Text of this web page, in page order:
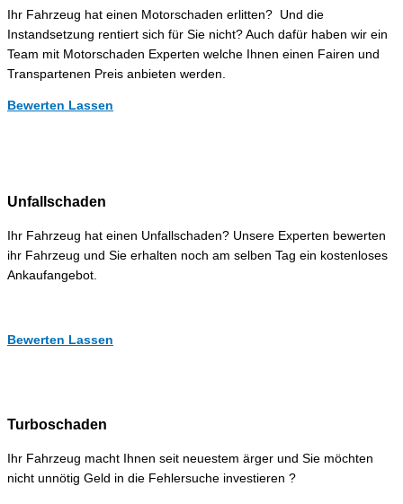
Ihr Fahrzeug hat einen Motorschaden erlitten? Und die
Instandsetzung rentiert sich für Sie nicht? Auch dafür haben wir ein
Team mit Motorschaden Experten welche Ihnen einen Fairen und
Transpartenen Preis anbieten werden.
Bewerten Lassen
Unfallschaden
Ihr Fahrzeug hat einen Unfallschaden? Unsere Experten bewerten
ihr Fahrzeug und Sie erhalten noch am selben Tag ein kostenloses
Ankaufangebot.
Bewerten Lassen
Turboschaden
Ihr Fahrzeug macht Ihnen seit neuestem ärger und Sie möchten
nicht unnötig Geld in die Fehlersuche investieren ?